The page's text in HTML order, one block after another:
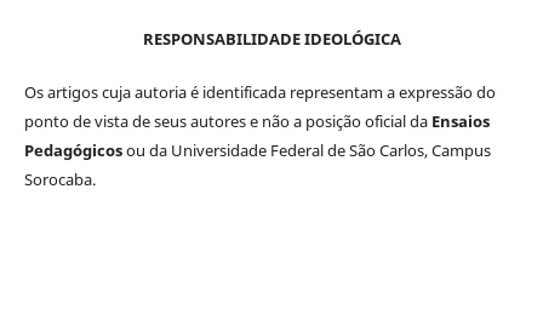
RESPONSABILIDADE IDEOLÓGICA
Os artigos cuja autoria é identificada representam a expressão do
ponto de vista de seus autores e não a posição oficial da Ensaios
Pedagógicosou da Universidade Federal de São Carlos, Campus
Sorocaba.